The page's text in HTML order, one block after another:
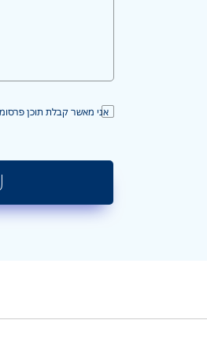
אני מאשר קבלת תוכן